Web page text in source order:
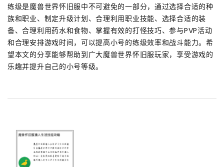
练级是魔兽世界怀旧服中不可避免的一部分，通过选择合适的种
族和职业、制定升级计划、合理利用职业技能、选择合适的装
备、合理利用药水和食物、掌握有效的打怪技巧、参与PVP活动
和合理安排游戏时间，可以提高小号的练级效率和战斗能力。希
望本文的分享能够帮助到广大魔兽世界怀旧服玩家，享受游戏的
乐趣并提升自己的小号等级。